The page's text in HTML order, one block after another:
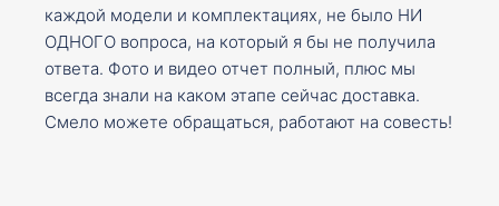
каждой модели и комплектациях, не было НИ
ОДНОГО вопроса, на который я бы не получила
ответа. Фото и видео отчет полный, плюс мы
всегда знали на каком этапе сейчас доставка.
Смело можете обращаться, работают на совесть!